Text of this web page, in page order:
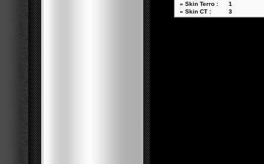
» Skin Terro :
1
» Skin CT :
3